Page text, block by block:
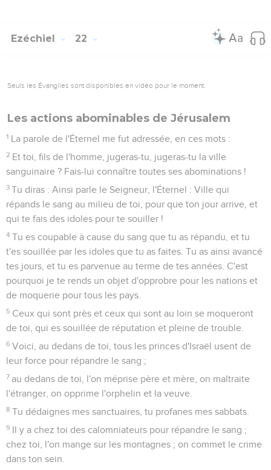
Ezéchiel 22
Seuls les Évangiles sont disponibles en vidéo pour le moment.
Les actions abominables de Jérusalem
1 La parole de l'Éternel me fut adressée, en ces mots :
2 Et toi, fils de l'homme, jugeras-tu, jugeras-tu la ville
sanguinaire ? Fais-lui connaître toutes ses abominations !
3 Tu diras : Ainsi parle le Seigneur, l'Éternel : Ville qui
répands le sang au milieu de toi, pour que ton jour arrive, et
qui te fais des idoles pour te souiller !
4 Tu es coupable à cause du sang que tu as répandu, et tu
t'es souillée par les idoles que tu as faites. Tu as ainsi avancé
tes jours, et tu es parvenue au terme de tes années. C'est
pourquoi je te rends un objet d'opprobre pour les nations et
de moquerie pour tous les pays.
5 Ceux qui sont près et ceux qui sont au loin se moqueront
de toi, qui es souillée de réputation et pleine de trouble.
6 Voici, au dedans de toi, tous les princes d'Israël usent de
leur force pour répandre le sang ;
7 au dedans de toi, l'on méprise père et mère, on maltraite
l'étranger, on opprime l'orphelin et la veuve.
8 Tu dédaignes mes sanctuaires, tu profanes mes sabbats.
9 Il y a chez toi des calomniateurs pour répandre le sang ;
chez toi, l'on mange sur les montagnes ; on commet le crime
dans ton sein.